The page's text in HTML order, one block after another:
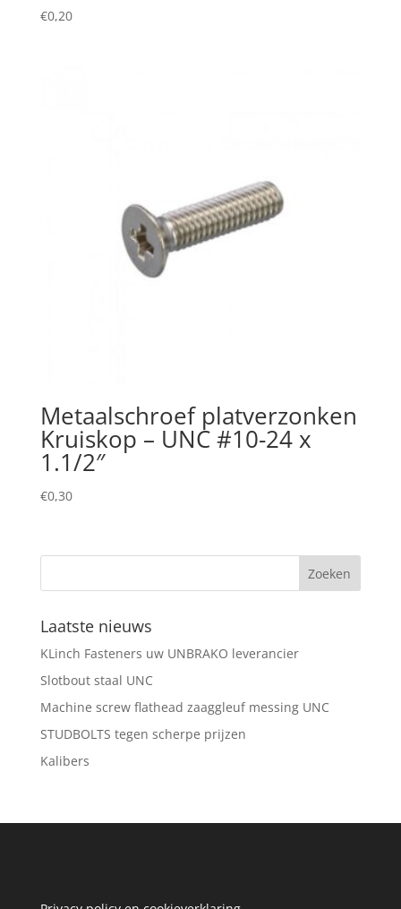
€0,20
Metaalschroef platverzonken
Kruiskop – UNC #10-24 x
1.1/2″
€0,30
Laatste nieuws
KLinch Fasteners uw UNBRAKO leverancier
Slotbout staal UNC
Machine screw flathead zaaggleuf messing UNC
STUDBOLTS tegen scherpe prijzen
Kalibers